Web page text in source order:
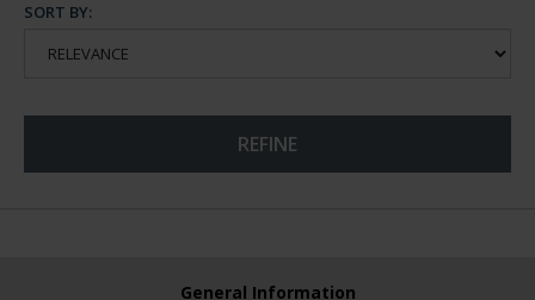
SORT BY:
REFINE
General Information